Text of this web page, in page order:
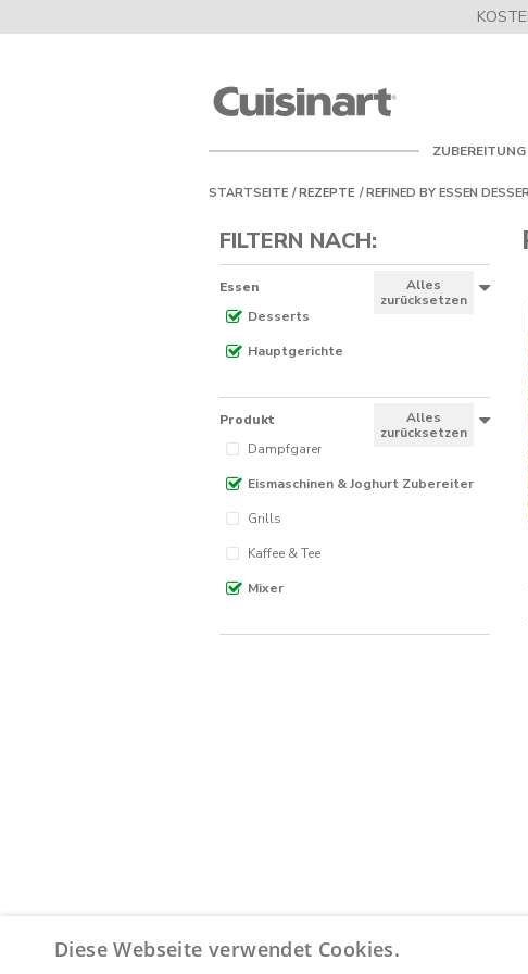
ZUBEREITUNG
STARTSEITE REZEPTE REFINED BY ESSEN
FILTERN NACH:
Essen
Alles
zurücksetzen
Desserts
Hauptgerichte
Produkt
Alles
zurücksetzen
Dampfgarer
Eismaschinen & Joghurt Zubereiter
Grills
Kaffee & Tee
Mixer
Diese Webseite verwendet Cookies.